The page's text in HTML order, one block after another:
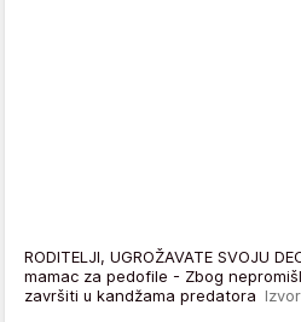
RODITELJI, UGROŽAVATE SVOJU
mamac za pedofile - Zbog
završiti u kandžama predatora